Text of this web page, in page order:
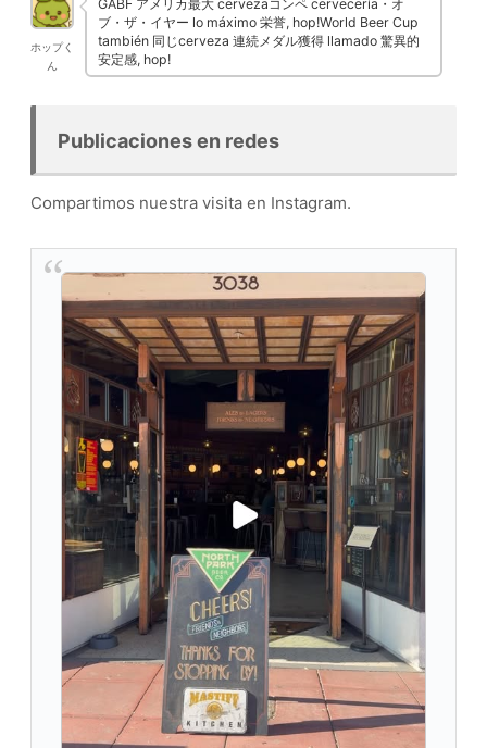
ホップく
ん
GABF アメリカ最大 cervezaコンペ cervecería・オ
ブ・ザ・イヤー lo máximo 栄誉, hop!World Beer Cup
también 同じcerveza 連続メダル獲得 llamado 驚異的
安定感, hop!
Publicaciones en redes
Compartimos nuestra visita en Instagram.